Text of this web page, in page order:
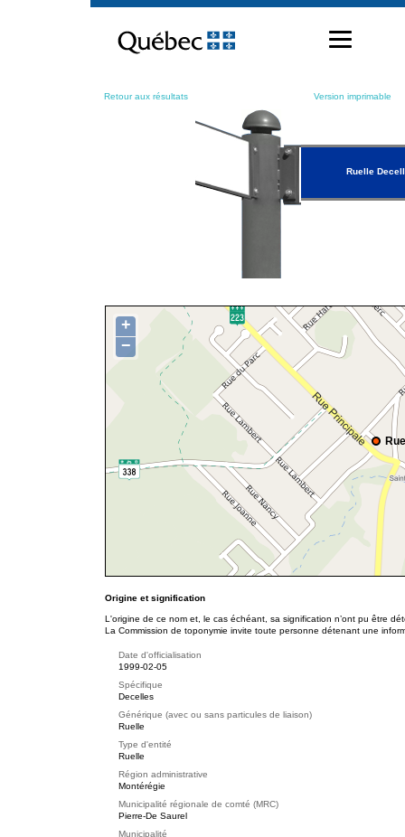
contenu
Retour aux résultats Version imprimable
Ruelle
+
−
Origine et signification
L'origine de ce nom et, le cas échéant, sa signification n’ont pu être
La Commission de toponymie invite toute personne détenant une
Date d'officialisation
1999-02-05
Spécifique
Decelles
Générique (avec ou sans particules de liaison)
Ruelle
Type d'entité
Ruelle
Région administrative
Montérégie
Municipalité régionale de comté (MRC)
Pierre-De Saurel
Municipalité